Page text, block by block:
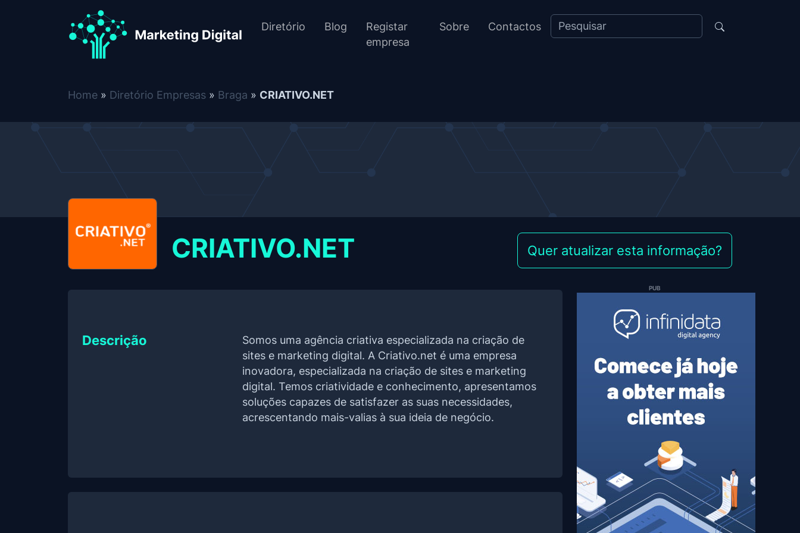
Diretório
Blog
Registar
empresa
Sobre Contactos
CRIATIVO.NET
Home » Diretório Empresas » Braga » CRIATIVO.NET
CRIATIVO.NET Quer atualizar esta informação?
Descrição
Somos uma agência criativa especializada na criação de
sites e marketing digital. A Criativo.net é uma empresa
inovadora, especializada na criação de sites e marketing
digital. Temos criatividade e conhecimento, apresentamos
soluções capazes de satisfazer as suas necessidades,
acrescentando mais-valias à sua ideia de negócio.
PUB